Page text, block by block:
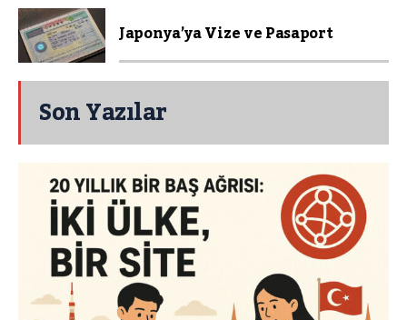
Japonya’ya Vize ve Pasaport
Son Yazılar